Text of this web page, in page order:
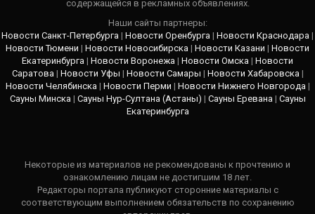
содержащейся в рекламных объявлениях.
Наши сайты партнеры:
Новости Санкт-Петербурга | Новости Оренбурга | Новости Краснодара |
Новости Тюмени | Новости Новосибирска | Новости Казани | Новости
Екатеринбурга | Новости Воронежа | Новости Омска | Новости
Саратова| Новости Уфы | Новости Самары | Новости Хабаровска|
Новости Челябинска| Новости Перми | Новости Нижнего Новгорода|
Сауны Минска| Сауны Нур-Султана (Астаны) | Сауны Еревана| Сауны
Екатеринбурга
Некоторые из материалов не рекомендованы к прочтению и
ознакомлению лицам не достигшим 18 лет.
Редакторы портала публикуют сторонние материалы с
соответствующим выполнением обязательств по сохранению